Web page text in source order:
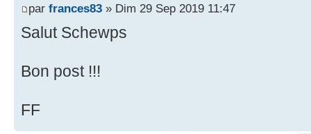
par frances83 » Dim 29 Sep 2019 11:47
Salut Schewps
Bon post !!!
FF